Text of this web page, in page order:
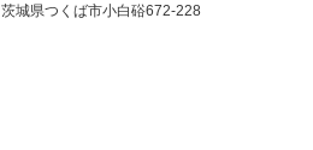
茨城県つくば市小白硲672-228